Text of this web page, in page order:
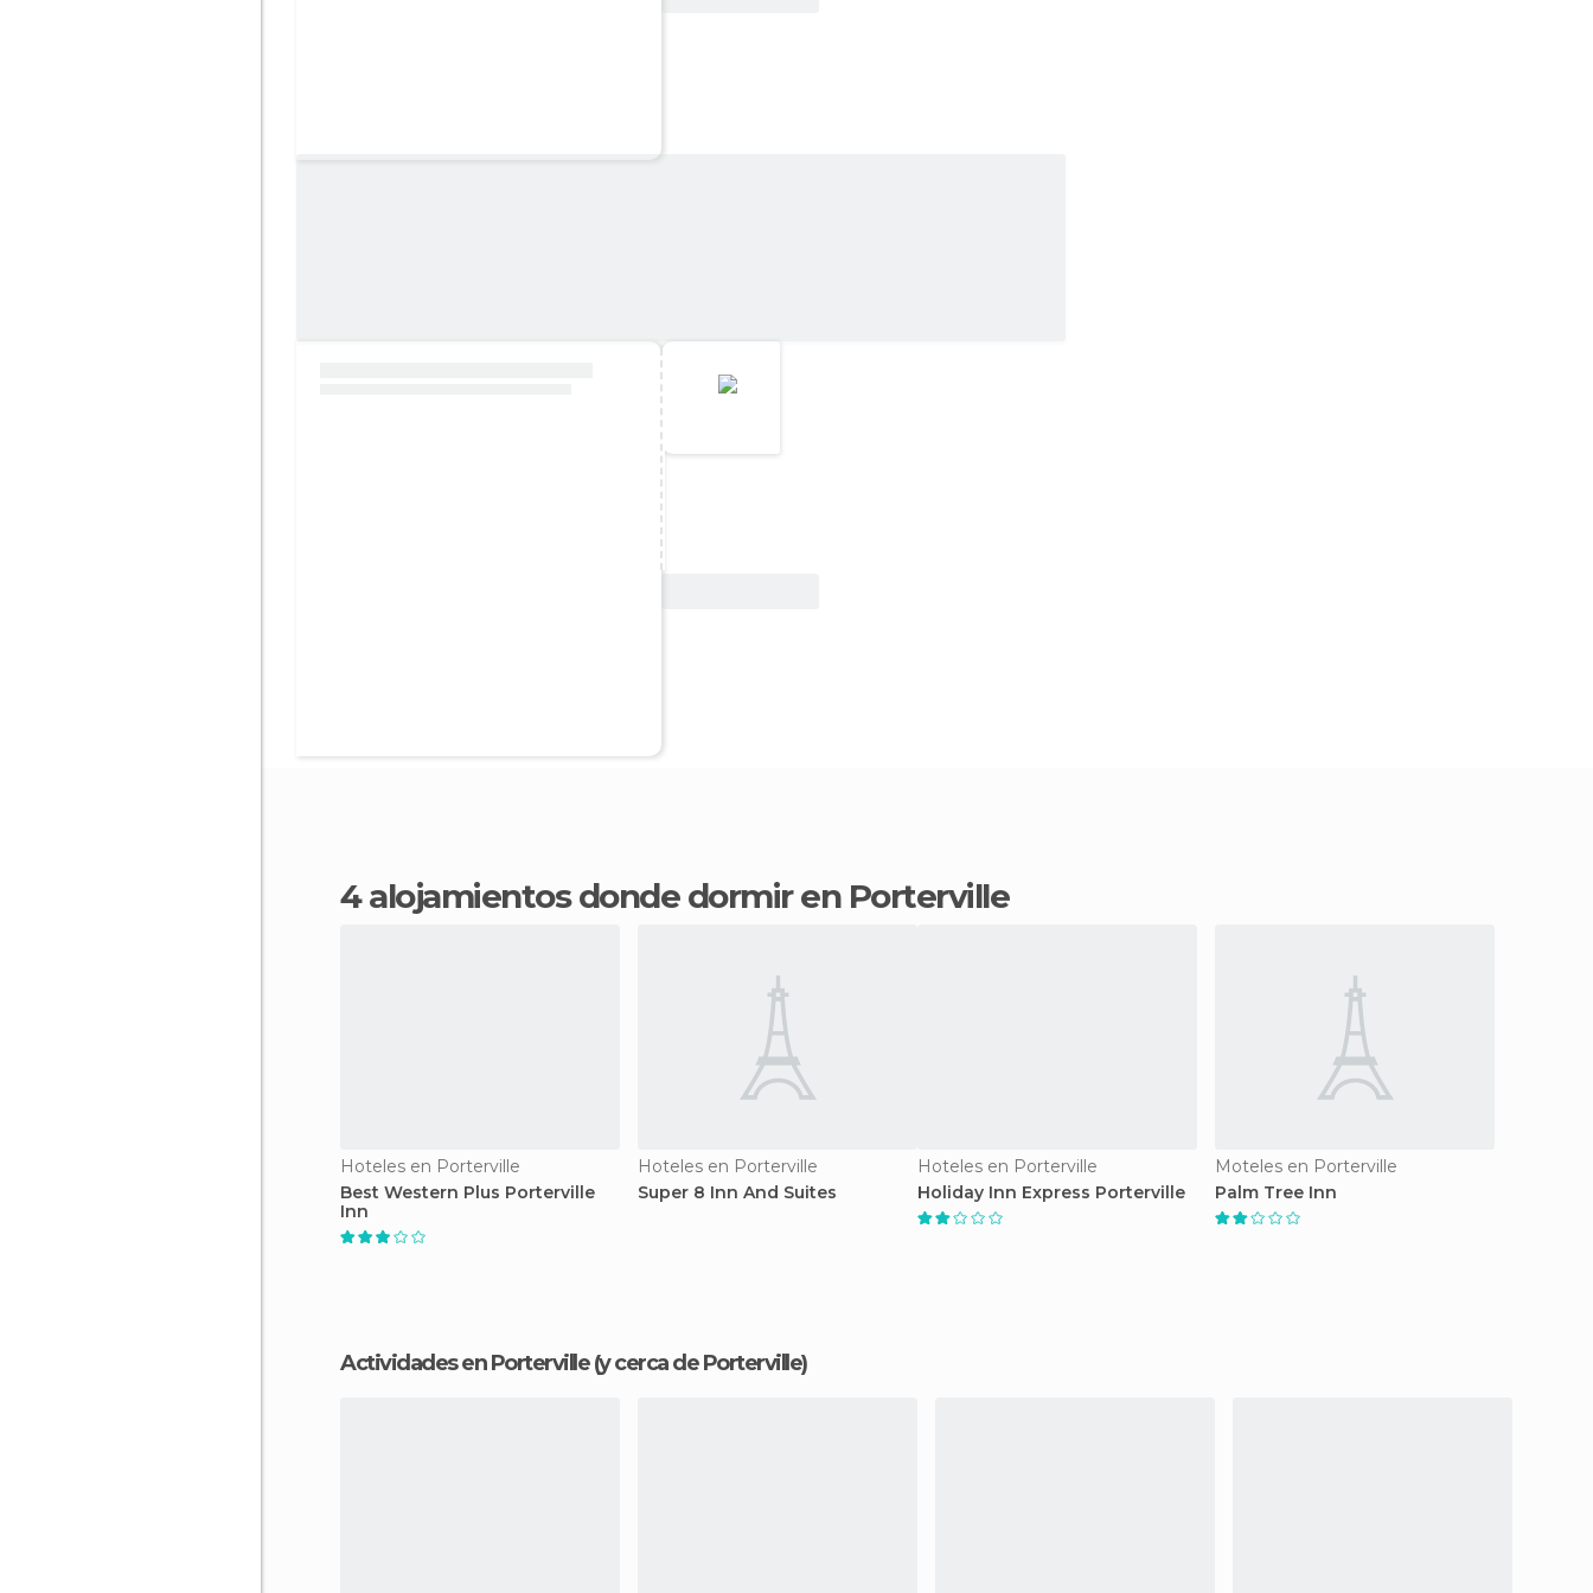
4 alojamientos donde dormir en Porterville
Hoteles en Porterville
Best Western Plus Porterville
Inn
Hoteles en Porterville
Super 8 Inn And Suites
Hoteles en Porterville
Holiday Inn Express Porterville
Moteles en Porterville
Palm Tree Inn
Actividades en Porterville (y cerca de Porterville)